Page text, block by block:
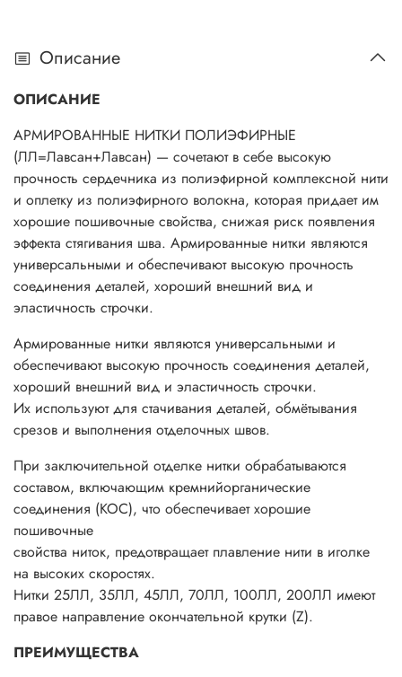
Описание
ОПИСАНИЕ
АРМИРОВАННЫЕ НИТКИ ПОЛИЭФИРНЫЕ
(ЛЛ=Лавсан+Лавсан) — сочетают в себе высокую
прочность сердечника из полиэфирной комплексной нити
и оплетку из полиэфирного волокна, которая придает им
хорошие пошивочные свойства, снижая риск появления
эффекта стягивания шва. Армированные нитки являются
универсальными и обеспечивают высокую прочность
соединения деталей, хороший внешний вид и
эластичность строчки.
Армированные нитки являются универсальными и
обеспечивают высокую прочность соединения деталей,
хороший внешний вид и эластичность строчки.
Их используют для стачивания деталей, обмётывания
срезов и выполнения отделочных швов.
При заключительной отделке нитки обрабатываются
составом, включающим кремнийорганические
соединения (КОС), что обеспечивает хорошие
пошивочные
свойства ниток, предотвращает плавление нити в иголке
на высоких скоростях.
Нитки 25ЛЛ, 35ЛЛ, 45ЛЛ, 70ЛЛ, 100ЛЛ, 200ЛЛ имеют
правое направление окончательной крутки (Z).
ПРЕИМУЩЕСТВА